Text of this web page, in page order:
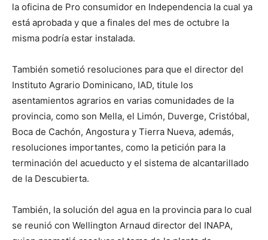
la oficina de Pro consumidor en Independencia la cual ya
está aprobada y que a finales del mes de octubre la
misma podría estar instalada.
También sometió resoluciones para que el director del
Instituto Agrario Dominicano, IAD, titule los
asentamientos agrarios en varias comunidades de la
provincia, como son Mella, el Limón, Duverge, Cristóbal,
Boca de Cachón, Angostura y Tierra Nueva, además,
resoluciones importantes, como la petición para la
terminación del acueducto y el sistema de alcantarillado
de la Descubierta.
También, la solución del agua en la provincia para lo cual
se reunió con Wellington Arnaud director del INAPA,